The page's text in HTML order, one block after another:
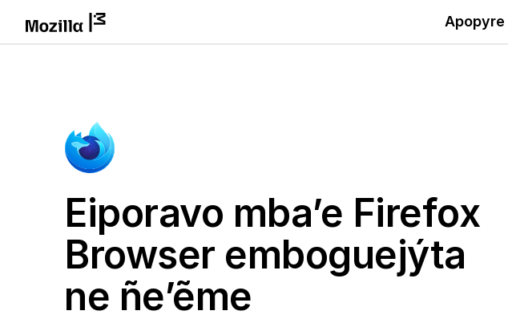
Apopyre
Eiporavo mba’e Firefox
Browser emboguejýta
ne ñe’ẽme